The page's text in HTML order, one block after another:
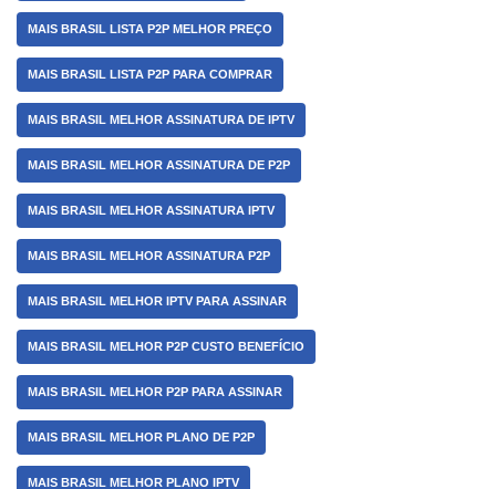
MAIS BRASIL LISTA P2P MELHOR PREÇO
MAIS BRASIL LISTA P2P PARA COMPRAR
MAIS BRASIL MELHOR ASSINATURA DE IPTV
MAIS BRASIL MELHOR ASSINATURA DE P2P
MAIS BRASIL MELHOR ASSINATURA IPTV
MAIS BRASIL MELHOR ASSINATURA P2P
MAIS BRASIL MELHOR IPTV PARA ASSINAR
MAIS BRASIL MELHOR P2P CUSTO BENEFÍCIO
MAIS BRASIL MELHOR P2P PARA ASSINAR
MAIS BRASIL MELHOR PLANO DE P2P
MAIS BRASIL MELHOR PLANO IPTV